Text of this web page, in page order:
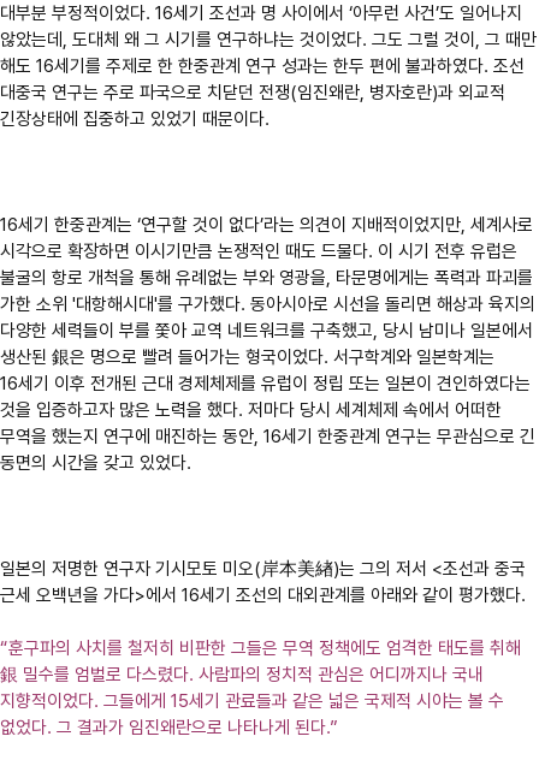
대부분 부정적이었다. 16세기 조선과 명 사이에서 ‘아무런 사건’도 일어나지
않았는데, 도대체 왜 그 시기를 연구하냐는 것이었다. 그도 그럴 것이, 그 때만
해도 16세기를 주제로 한 한중관계 연구 성과는 한두 편에 불과하였다. 조선
대중국 연구는 주로 파국으로 치닫던 전쟁(임진왜란, 병자호란)과 외교적
긴장상태에 집중하고 있었기 때문이다.
16세기 한중관계는 ‘연구할 것이 없다’라는 의견이 지배적이었지만, 세계사로
시각으로 확장하면 이시기만큼 논쟁적인 때도 드물다. 이 시기 전후 유럽은
불굴의 항로 개척을 통해 유례없는 부와 영광을, 타문명에게는 폭력과 파괴를
가한 소위 '대항해시대'를 구가했다. 동아시아로 시선을 돌리면 해상과 육지의
다양한 세력들이 부를 쫓아 교역 네트워크를 구축했고, 당시 남미나 일본에서
생산된 銀은 명으로 빨려 들어가는 형국이었다. 서구학계와 일본학계는
16세기 이후 전개된 근대 경제체제를 유럽이 정립 또는 일본이 견인하였다는
것을 입증하고자 많은 노력을 했다. 저마다 당시 세계체제 속에서 어떠한
무역을 했는지 연구에 매진하는 동안, 16세기 한중관계 연구는 무관심으로 긴
동면의 시간을 갖고 있었다.
일본의 저명한 연구자 기시모토 미오(岸本美緖)는 그의 저서 <조선과 중국
근세 오백년을 가다>에서 16세기 조선의 대외관계를 아래와 같이 평가했다.
“훈구파의 사치를 철저히 비판한 그들은 무역 정책에도 엄격한 태도를 취해
銀 밀수를 엄벌로 다스렸다. 사람파의 정치적 관심은 어디까지나 국내
지향적이었다. 그들에게 15세기 관료들과 같은 넓은 국제적 시야는 볼 수
없었다. 그 결과가 임진왜란으로 나타나게 된다.”